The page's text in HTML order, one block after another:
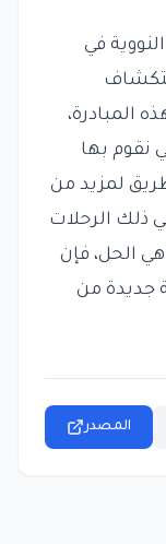
في
المبادرة،
نقوم بها
لمزيد من
ذلك الرحلات
هي الحل، فإن
جديدة من
المصدر